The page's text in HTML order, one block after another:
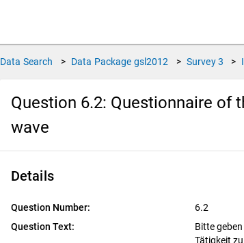
Data Search > Data Package gsl2012 > Survey 3 >
Question 6.2: Questionnaire of
wave
Details
Question Number:
6.2
Question Text:
Bitte
Tätigkeit